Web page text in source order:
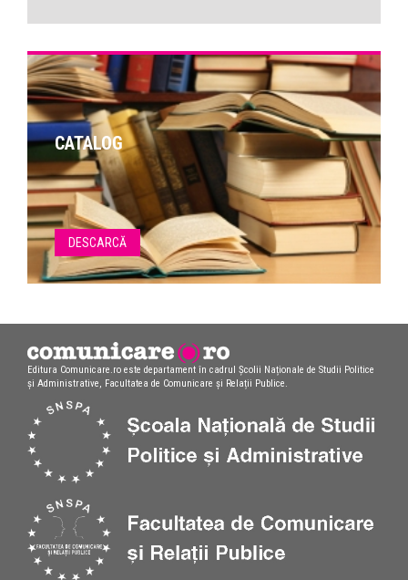
CATALOG
DESCARCĂ
Editura Comunicare.ro este departament în cadrul Școlii Naționale de Studii Politice
și Administrative, Facultatea de Comunicare și Relații Publice.